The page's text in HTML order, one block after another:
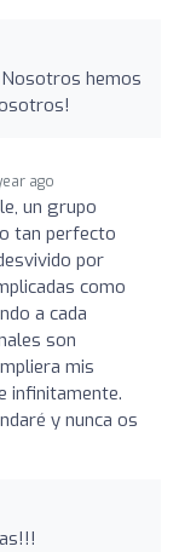
Nosotros hemos
ago
un grupo
tan perfecto
por
como
a cada
son
mis
infinitamente.
y nunca os